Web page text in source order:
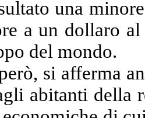
una
a un dollaro
del mondo.
si afferma
abitanti della